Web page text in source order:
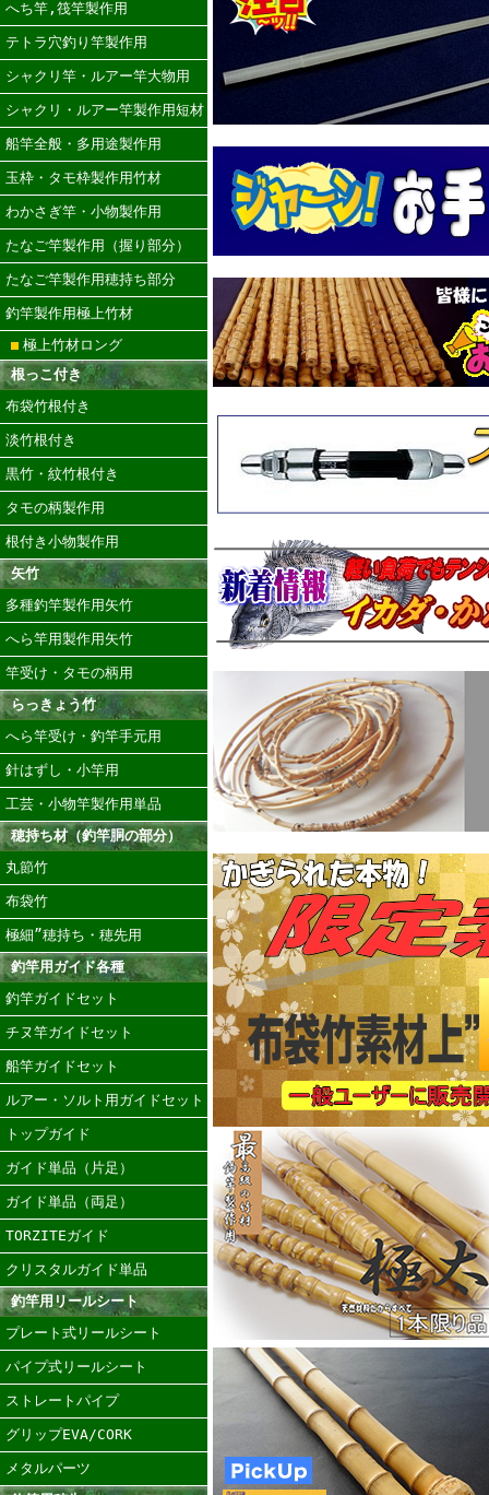
へち竿,筏竿製作用
テトラ穴釣り竿製作用
シャクリ竿・ルアー竿大物用
シャクリ・ルアー竿製作用短材
船竿全般・多用途製作用
玉枠・タモ枠製作用竹材
わかさぎ竿・小物製作用
たなご竿製作用（握り部分）
たなご竿製作用穂持ち部分
釣竿製作用極上竹材
極上竹材ロング
根っこ付き
布袋竹根付き
淡竹根付き
黒竹・紋竹根付き
タモの柄製作用
根付き小物製作用
矢竹
多種釣竿製作用矢竹
へら竿用製作用矢竹
竿受け・タモの柄用
らっきょう竹
へら竿受け・釣竿手元用
針はずし・小竿用
工芸・小物竿製作用単品
穂持ち材（釣竿胴の部分）
丸節竹
布袋竹
極細”穂持ち・穂先用
釣竿用ガイド各種
釣竿ガイドセット
チヌ竿ガイドセット
船竿ガイドセット
ルアー・ソルト用ガイドセット
トップガイド
ガイド単品（片足）
ガイド単品（両足）
TORZITEガイド
クリスタルガイド単品
釣竿用リールシート
プレート式リールシート
パイプ式リールシート
ストレートパイプ
グリップEVA/CORK
メタルパーツ